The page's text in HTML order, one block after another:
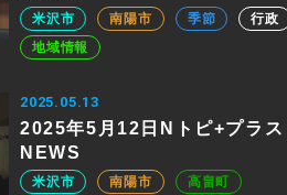
米沢市 南陽市 季節
行政
地域情報
2025.05.13
2025年5月12日Nトピ+プラス
NEWS
米沢市 南陽市 高畠町